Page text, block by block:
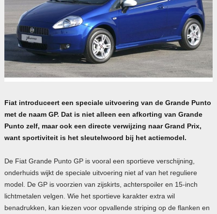
Fiat introduceert een speciale uitvoering van de Grande Punto
met de naam GP. Dat is niet alleen een afkorting van Grande
Punto zelf, maar ook een directe verwijzing naar Grand Prix,
want sportiviteit is het sleutelwoord bij het actiemodel.
De Fiat Grande Punto GP is vooral een sportieve verschijning,
onderhuids wijkt de speciale uitvoering niet af van het reguliere
model. De GP is voorzien van zijskirts, achterspoiler en 15-inch
lichtmetalen velgen. Wie het sportieve karakter extra wil
benadrukken, kan kiezen voor opvallende striping op de flanken en